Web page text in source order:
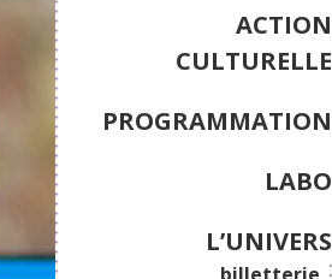
ACTION
CULTURELLE
PROGRAMMATION
LABO
L’UNIVERS